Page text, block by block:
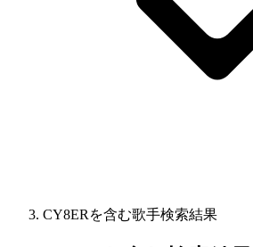
CY8ERを含む歌手検索結果